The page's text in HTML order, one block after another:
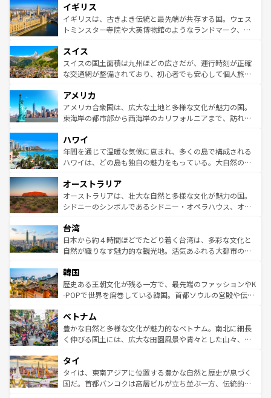
いる。シャンパンの発祥地であるランス、プロヴァンスの
香り高いラベンダー畑など、多彩な楽しみ方が可能だ。さ
らに、パリ以外の地域にも魅力が溢れており、どの街角に
れる地方に足を運ぶとそれぞれで全く異なる文化を体験で
きるだろう。 なお、新着のフランス情報はコンテンツ一覧
を参照してほしい。
顔を持つこの国は、どこを歩いても飽きることがない。ベ
ルリンの文化的活気、バイエルン州のアルプスの絶景、そ
してライン川沿いのワイン畑といった風景は必見。ビール
は、お酒好きな人にはぜひ体験してほしい。 なお、新着の
ドイツ情報はコンテンツ一覧を参照してほしい。
イギリス
イギリスは、古きよき伝統と最先端が共存する国。ウェス
トミンスター寺院や大英博物館のようなランドマーク、歴
リアごとに異なる魅力がある。また、優雅なアフタヌーン
ティー、ビール好きにはたまらない英国パブ、サッカー観
戦など、本場だからこそできる体験も豊富。イギリスを旅
ンツ一覧を参照してほしい。
スイス
スイスの国土面積は九州ほどの広さだが、運行時刻が正確
な交通網が整備されており、初心者でも安心して個人旅行
の建物がそのまま残る町や、スイスならではのユニークな
博物館もあり、アルプス観光だけでなく町歩きも満喫する
ことができる。国民の所得が高いため物価も高いが、旅行
ば市内交通費無料で観光を楽しむこともできる。 なお、新
着のスイス情報はコンテンツ一覧 を参照してほしい。
アメリカ
アメリカ合衆国は、広大な土地と多様な文化が魅力の国。
東海岸の都市部から西海岸のカリフォルニアまで、訪れる
のような巨大都市は、観光、ショッピング、エンターテイ
ンメントが詰まった刺激的なスポットだ。一方、アメリカ
西部には大自然が広がり、グランドキャニオンやイエロー
部のニューオーリンズでは、音楽と美食が融合した独特の
文化が魅力。旅行者はアメリカの各地域で異なる魅力を楽
しみながら、その多様性と豊かな歴史を感じることができ
ならではの贅沢な旅のスタイルだ。 なお、新着のアメリカ
情報はコンテンツ一覧を参照してほしい。
ハワイ
年間を通じて温暖な気候に恵まれ、多くの島で構成される
ハワイは、どの島も独自の魅力をもっている。大自然の神
ワイ島は見逃せない。また、定番の観光地といえばオアフ
島だが、静かな自然を求めるならマウイ島やカウアイ島が
おすすめ。エメラルドグリーンに輝く海をはじめ、豊かな
れるおもてなしの心で訪れる人々を迎えてくれるハワイの
人々、おいしいローカルフードやハワイアンミュージッ
ク、伝統的なフラダンスなど、すべてがハワイの魅力を彩
ワイを、存分に味わってほしい。 なお、新着のハワイ情報
はコンテンツ一覧を参照してほしい。
オーストラリア
オーストラリアは、壮大な自然と多様な文化が魅力の国。
シドニーのシンボルであるシドニー・オペラハウス、オー
リアリーフや大陸中央部にそびえるウルル（エアーズロッ
ク）、タスマニアの美しい原生林やケアンズの熱帯雨林な
ど、見どころがたくさん。また、カフェやワイン、オージ
いる。アクティビティも充実しており、サーフィンやダイ
ビング、ハイキングなど、アウトドア好きにはたまらな
い。オーストラリアの多彩な魅力を存分に味わいつくそ
参照してほしい。
台湾
日本から約４時間ほどでたどり着く台湾は、多彩な文化と
自然が織りなす魅力的な観光地。活気あふれる大都市の台
ン）、静ひつな山岳地帯である台湾東部など、都市の喧騒
と山間の静けさが共存しており、訪れる人に新しい発見と
驚きをもたらしてくれる。また、奥深い台湾の食文化も魅
容にもいいと評判のスイーツなど、バラエティ豊かな料理
が味わえる。 なお、新着の台湾情報は コンテンツ一覧を参
照してほしい。
韓国
歴史ある王朝文化が残る一方で、最先端のファッションやK
-POPで世界を席巻している韓国。首都ソウルの宮殿や伝統
き、地方に足を延ばせば四季折々の自然美を楽しむことが
できる。そして、キムチや焼肉、絶品のストリートフード
まで、さまざまな韓国料理が待っている。夜には、韓国な
リティに包まれながら、韓国の多彩な魅力を心ゆくまで味
わってみてほしい。 なお、新着の韓国情報はコンテンツ一
覧を参照してほしい。
ベトナム
豊かな自然と多様な文化が魅力的なベトナム。南北に細長
く伸びる国土には、広大な田園風景や青々とした山々、世
急速な発展と共に伝統が息づく。ハノイの古い町並みやホ
ーチミン市のフランス統治時代の建物も、独特の雰囲気を
醸し出している。また、バラエティの豊かさとおいしさで
タイ
タイは、東南アジアに位置する豊かな自然と歴史が息づく
国だ。首都バンコクは高層ビルが立ち並ぶ一方、伝統的な